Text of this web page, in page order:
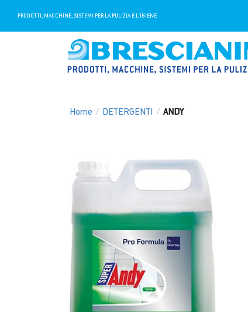
PRODOTTI, MACCHINE, SISTEMI PER LA PULIZIA E L'IGIENE
Home / DETERGENTI / ANDY